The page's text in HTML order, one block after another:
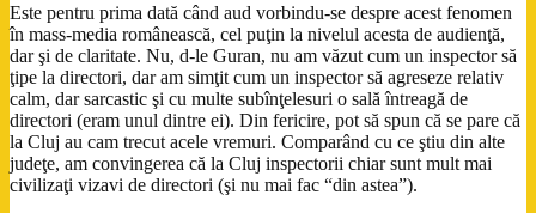
Este pentru prima dată când aud vorbindu-se despre acest fenomen
în mass-media românească, cel puţin la nivelul acesta de audienţă,
dar şi de claritate. Nu, d-le Guran, nu am văzut cum un inspector să
ţipe la directori, dar am simţit cum un inspector să agreseze relativ
calm, dar sarcastic şi cu multe subînţelesuri o sală întreagă de
directori (eram unul dintre ei). Din fericire, pot să spun că se pare că
la Cluj au cam trecut acele vremuri. Comparând cu ce ştiu din alte
judeţe, am convingerea că la Cluj inspectorii chiar sunt mult mai
civilizaţi vizavi de directori (şi nu mai fac “din astea”).